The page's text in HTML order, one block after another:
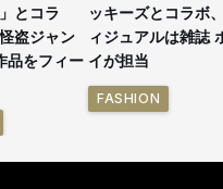
とコラ
盗ジャン
品をフィー
ッキーズとコラボ
ィジュアルは雑誌
イが担当
FASHION